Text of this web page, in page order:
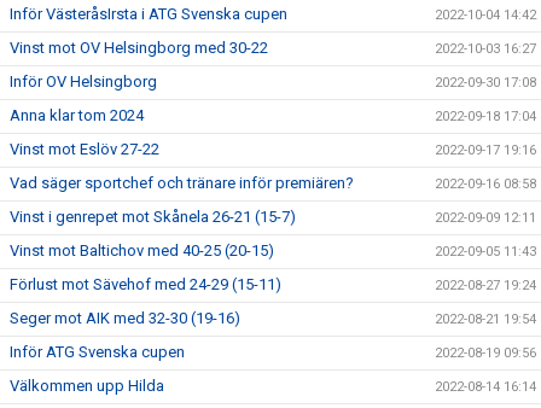
Inför VästeråsIrsta i ATG Svenska cupen 2022-10-04 14:42
Vinst mot OV Helsingborg med 30-22 2022-10-03 16:27
Inför OV Helsingborg 2022-09-30 17:08
Anna klar tom 2024 2022-09-18 17:04
Vinst mot Eslöv 27-22 2022-09-17 19:16
Vad säger sportchef och tränare inför premiären? 2022-09-16 08:58
Vinst i genrepet mot Skånela 26-21 (15-7) 2022-09-09 12:11
Vinst mot Baltichov med 40-25 (20-15) 2022-09-05 11:43
Förlust mot Sävehof med 24-29 (15-11) 2022-08-27 19:24
Seger mot AIK med 32-30 (19-16) 2022-08-21 19:54
Inför ATG Svenska cupen 2022-08-19 09:56
Välkommen upp Hilda 2022-08-14 16:14